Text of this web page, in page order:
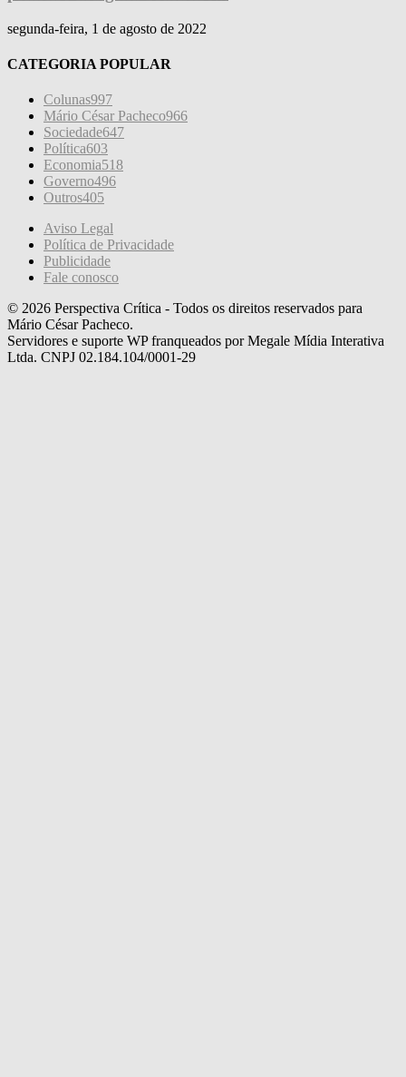
segunda-feira, 1 de agosto de 2022
CATEGORIA POPULAR
Colunas997
Mário César Pacheco966
Sociedade647
Política603
Economia518
Governo496
Outros405
Aviso Legal
Política de Privacidade
Publicidade
Fale conosco
© 2026 Perspectiva Crítica - Todos os direitos reservados para
Mário César Pacheco.
Servidores e suporte WP franqueados por Megale Mídia Interativa
Ltda. CNPJ 02.184.104/0001-29